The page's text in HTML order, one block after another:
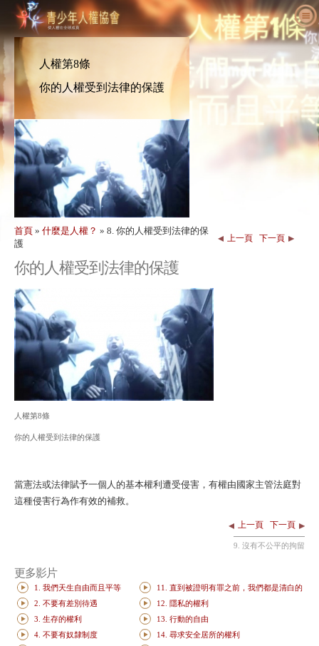
關於我們
什麼是青少年人權協會（YHR）？
我們的目的
諮詢委員會
YHRI合作夥伴
表揚與肯定
什麼是人權
人權定義
教育人士
教育人士應用成果
人權課程
教育人士計畫案
採取行動
請願
會員與捐款
團體
為人權發聲
人權活動
人權機構
人權侵害
新消息
訂購
聯絡
人權第8條
你的人權受到法律的保護
首頁 » 什麼是人權？ » 8. 你的人權受到法律的保
護
上一頁 下一頁
你的人權受到法律的保護
人權第8條
你的人權受到法律的保護
當憲法或法律賦予一個人的基本權利遭受侵害，有權由國家主管法庭對
這種侵害行為作有效的補救。
上一頁 下一頁
9. 沒有不公平的拘留
更多影片
1. 我們天生自由而且平等
2. 不要有差別待遇
3. 生存的權利
4. 不要有奴隸制度
11. 直到被證明有罪之前，我們都是清白的
12. 隱私的權利
13. 行動的自由
14. 尋求安全居所的權利